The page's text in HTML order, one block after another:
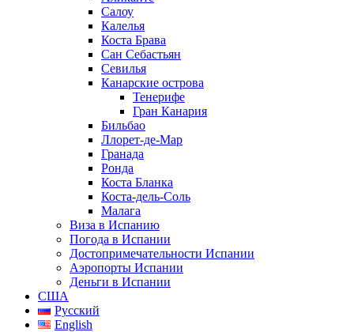
Салоу
Калелья
Коста Брава
Сан Себастьян
Севилья
Канарские острова
Тенерифе
Гран Канария
Бильбао
Ллорет-де-Мар
Гранада
Ронда
Коста Бланка
Коста-дель-Соль
Малага
Виза в Испанию
Погода в Испании
Достопримечательности Испании
Аэропорты Испании
Деньги в Испании
США
Русский
English